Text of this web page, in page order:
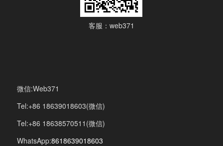
客服：web371
微信:Web371
Tel:+86 18639018603(微信)
Tel:+86 18638570511(微信)
WhatsApp:8618639018603